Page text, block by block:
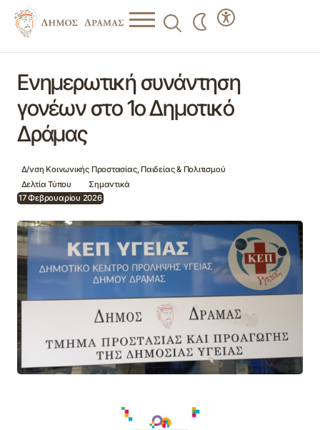
Ενημερωτική συνάντηση
γονέων στο 1ο Δημοτικό
Δράμας
Δ/νση Κοινωνικής Προστασίας, Παιδείας & Πολιτισμού
Δελτία Τύπου
Σημαντικά
17 Φεβρουαρίου 2026